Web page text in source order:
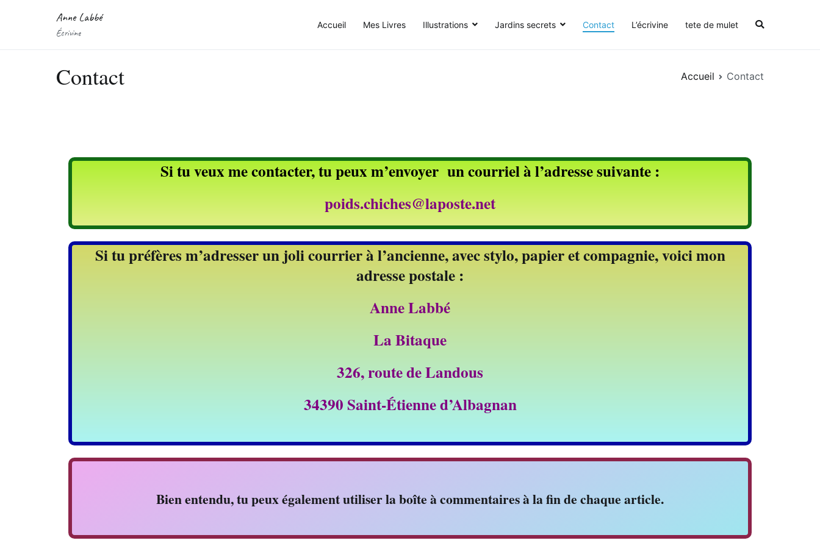
Anne Labbé
Écrivine
Accueil Mes Livres Illustrations Jardins secrets Contact L’écrivine tete de mulet
Contact Accueil Contact
Si tu veux me contacter, tu peux m’envoyer un courriel à l’adresse suivante :
poids.chiches@laposte.net
Si tu préfères m’adresser un joli courrier à l’ancienne, avec stylo, papier et compagnie, voici mon
adresse postale :
Anne Labbé
La Bitaque
326, route de Landous
34390 Saint-Étienne d’Albagnan
Bien entendu, tu peux également utiliser la boîte à commentaires à la fin de chaque article.